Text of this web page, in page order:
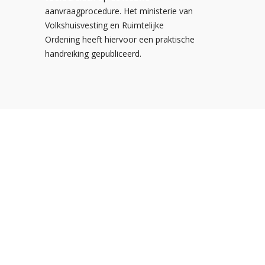
aanvraagprocedure. Het ministerie van
Volkshuisvesting en Ruimtelijke
Ordening heeft hiervoor een praktische
handreiking gepubliceerd.